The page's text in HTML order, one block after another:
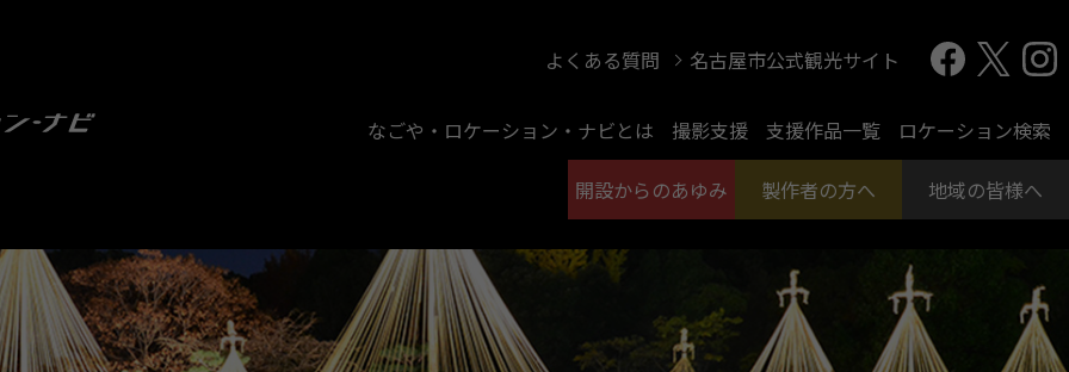
よくある質問 名古屋市公式観光サイト
なごや・ロケーション・ナビとは 撮影支援 支援作品一覧 ロケーション検索
開設からのあゆみ 製作者の方へ 地域の皆様へ